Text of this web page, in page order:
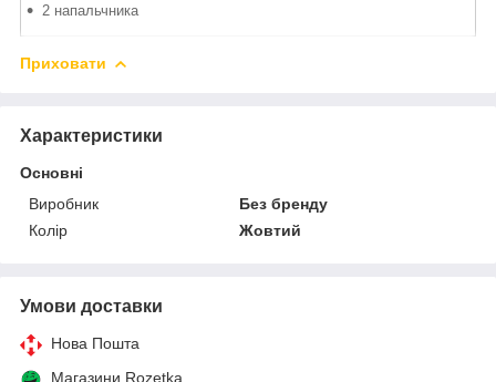
2 напальчника
Приховати
Характеристики
Основні
Виробник
Без бренду
Колір
Жовтий
Умови доставки
Нова Пошта
Магазини Rozetka